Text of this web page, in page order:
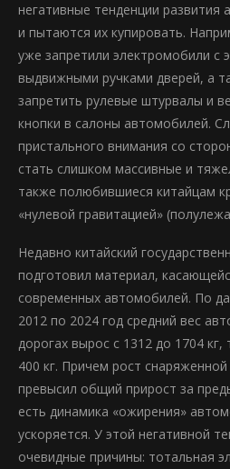
негативные тенденции развития
и пытаются их купировать.
уже запретили электромобили с
выдвижными ручками дверей, а
запретить рулевые штурвалы и
кнопки в салоны автомобилей.
пристального внимания со
стать слишком массивные и
также полюбившиеся китайцам
«нулевой гравитацией»
Недавно китайский
подготовил материал,
современных автомобилей. По
2012 по 2024 год средний вес
дорогах вырос с 1312 до 1704
400 кг. Причем рост
превысил общий прирост за
есть динамика «ожирения»
ускоряется. У этой негативной
очевидные причины: тотальная